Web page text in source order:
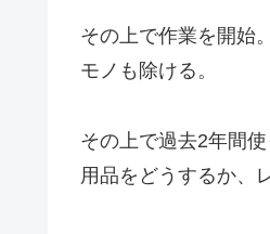
その上で作業を開始
モノも除ける。
その上で過去2年間
用品をどうするか、